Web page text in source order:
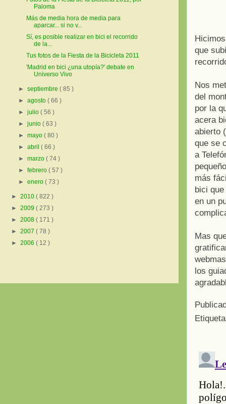
que
Nos
del
por la
acera
abierto
que se
a
más
bici
en un
Mas
los
Paloma
Más de media hora de media para
aparcar... si no v...
Sí, es posible realizar en bici el recorrido
de la...
Tus fotos de la Fiesta de la Bicicleta 2011
'Madrid en bici ¿una utopía?' debate en
Universo Vivo
►septiembre( 85 )
►agosto( 66 )
►julio( 56 )
►junio( 63 )
►mayo( 80 )
►abril( 66 )
►marzo( 74 )
►febrero( 57 )
►enero( 73 )
► 2010 ( 822 )
► 2009 ( 273 )
► 2008 ( 171 )
► 2007 ( 78 )
► 2006 ( 12 )